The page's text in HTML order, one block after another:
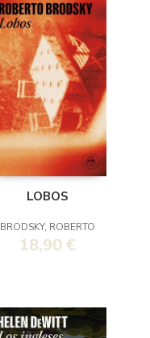
LOBOS
BRODSKY, ROBERTO
18,90 €